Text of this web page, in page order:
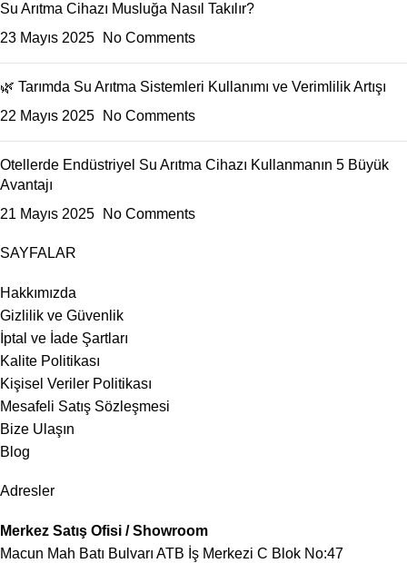
Su Arıtma Cihazı Musluğa Nasıl Takılır?
23 Mayıs 2025
No Comments
🌿 Tarımda Su Arıtma Sistemleri Kullanımı ve Verimlilik Artışı
22 Mayıs 2025
No Comments
Otellerde Endüstriyel Su Arıtma Cihazı Kullanmanın 5 Büyük
Avantajı
21 Mayıs 2025
No Comments
SAYFALAR
Hakkımızda
Gizlilik ve Güvenlik
İptal ve İade Şartları
Kalite Politikası
Kişisel Veriler Politikası
Mesafeli Satış Sözleşmesi
Bize Ulaşın
Blog
Adresler
Merkez Satış Ofisi / Showroom
Macun Mah Batı Bulvarı ATB İş Merkezi C Blok No:47